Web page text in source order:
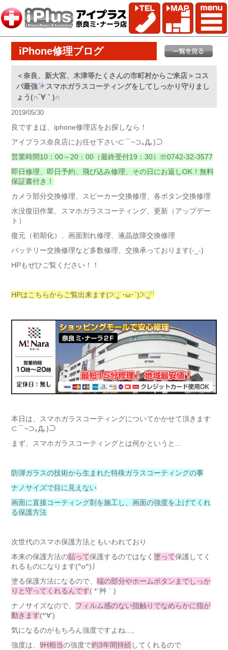
iPhone修理ブログ
＜奈良、新大宮、木津等たくさんの市町村からご来店＞コス
パ最強
スマホガラスコーティングをしてしっかり守りまし
ょう(∩´∀｀)∩
2019/05/30
良ですまほ、iphone修理店をお探しなら！
アイプラス奈良店にお任せ下さい⊂⌒~⊃｡Д｡)⊃
営業時間10：00～20：00（最終受付19：30）☏0742-32-3577
即日修理、即日予約、飛び込み修理、その日にお返しOK！無料
保証書付き！
カメラ部分交換修理、スピーカー交換修理、各ボタン交換修理
水没復旧作業、スマホガラスコーティング、更新（アップデー
ト）
復元（初期化）、画面割れ修理、液晶故障交換修理
バッテリー交換修理など多数修理、交換承っております(-_-)
HPもぜひご覧ください！！
HPはこちらからご覧出来ます(੭ु´･ω･`)੭ु⁾⁾
本日は、スマホガラスコーティングについてかかせて頂きます
⊂⌒~⊃｡Д｡)⊃
まず、スマホガラスコーティングとは何かというと...
防弾ガラスの技術から生まれた特殊ガラスコーティングの事
ナノサイズで目に見えない
画面に直接コーティング剤を施工し、画面の強度を上げてくれ
る保護方法
次世代のスマホ保護方法ともいわれており
本来の保護方法の貼って保護するのではなく 塗って保護してく
れるものになります(^o^)丿
塗る保護方法になるので、 端の部分やホームボタンまでしっか
りと守ってくれるんです( *´艸｀)
ナノサイズなので、 フィルム感のない指触りでなめらかに指が
動きます(*‘∀‘)
気になるのがもちろん強度ですよね...。
強度は、 9H相当の強度で約3年間持続してくれるので